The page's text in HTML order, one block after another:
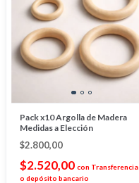
Pack x10 Argolla de Madera
Medidas a Elección
$2.800,00
$2.520,00 con Transferencia
o depósito bancario